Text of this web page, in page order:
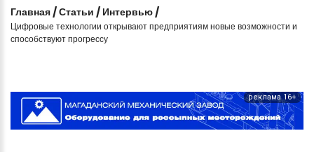
Главная /Статьи / Интервью /
Цифровые технологии открывают предприятиям новые возможности и
способствуют прогрессу
реклама 16+